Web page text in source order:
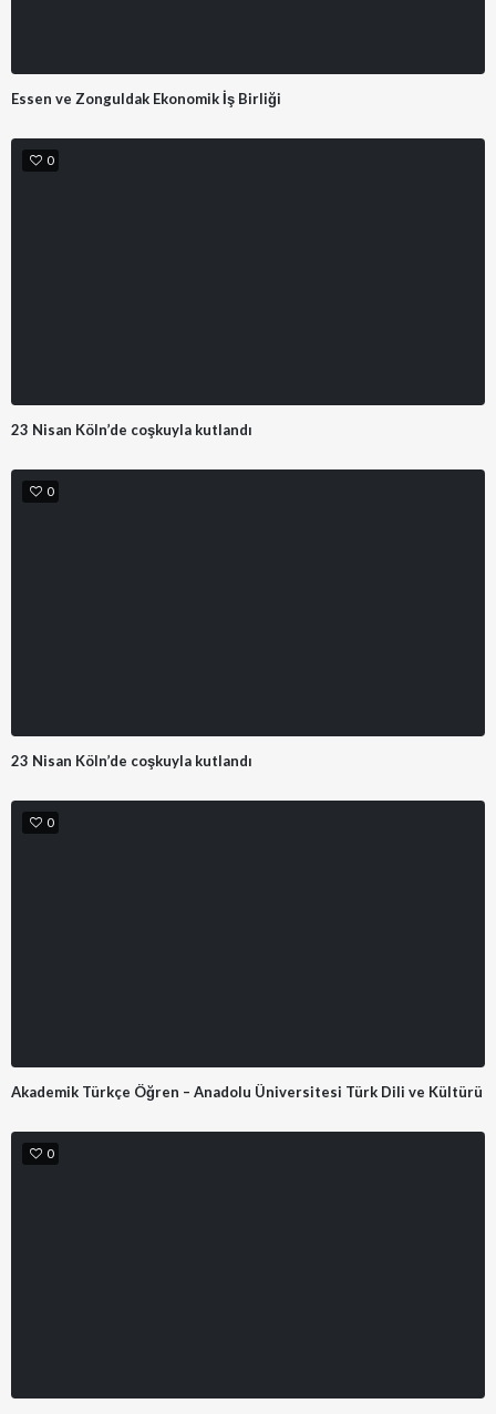
Essen ve Zonguldak Ekonomik İş Birliği
0
23 Nisan Köln’de coşkuyla kutlandı
0
23 Nisan Köln’de coşkuyla kutlandı
0
Akademik Türkçe Öğren – Anadolu Üniversitesi Türk Dili ve Kültürü
0